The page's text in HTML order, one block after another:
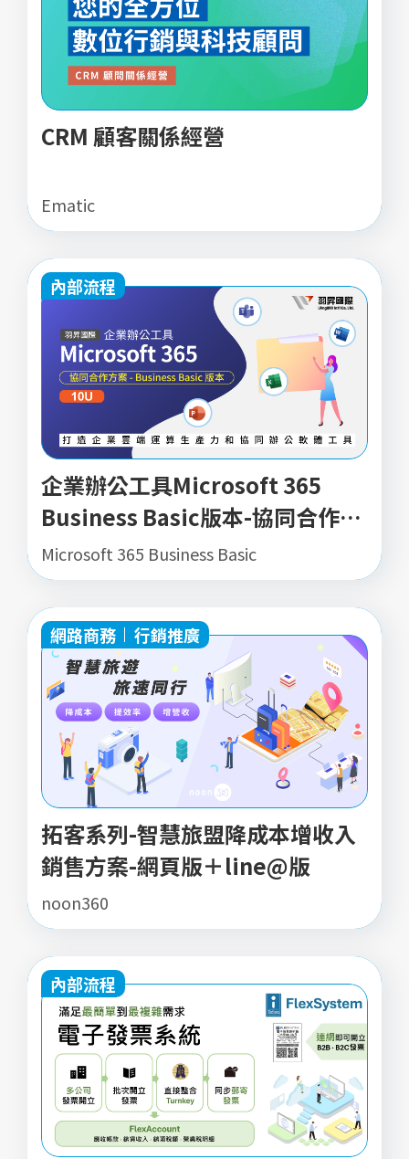
CRM 顧客關係經營
Ematic
內部流程
企業辦公工具Microsoft 365
Business Basic版本-協同合作方
案(10U)
Microsoft 365 Business Basic
網路商務 行銷推廣
拓客系列-智慧旅盟降成本增收入
銷售方案-網頁版＋line@版
noon360
內部流程